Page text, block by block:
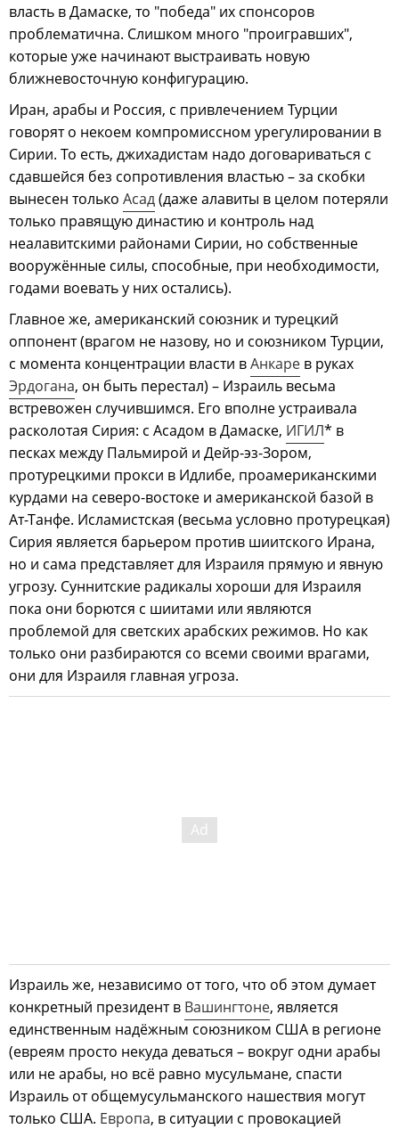
власть в Дамаске, то "победа" их спонсоров
проблематична. Слишком много "проигравших",
которые уже начинают выстраивать новую
ближневосточную конфигурацию.
Иран, арабы и Россия, с привлечением Турции
говорят о некоем компромиссном урегулировании в
Сирии. То есть, джихадистам надо договариваться с
сдавшейся без сопротивления властью – за скобки
вынесен только Асад(даже алавиты в целом потеряли
только правящую династию и контроль над
неалавитскими районами Сирии, но собственные
вооружённые силы, способные, при необходимости,
годами воевать у них остались).
Главное же, американский союзник и турецкий
оппонент (врагом не назову, но и союзником Турции,
с момента концентрации власти вАнкаре в руках
Эрдогана, он быть перестал) – Израиль весьма
встревожен случившимся. Его вполне устраивала
расколотая Сирия: с Асадом в Дамаске, ИГИЛ* в
песках между Пальмирой и Дейр-эз-Зором,
протурецкими прокси в Идлибе, проамериканскими
курдами на северо-востоке и американской базой в
Ат-Танфе. Исламистская (весьма условно протурецкая)
Сирия является барьером против шиитского Ирана,
но и сама представляет для Израиля прямую и явную
угрозу. Суннитские радикалы хороши для Израиля
пока они борются с шиитами или являются
проблемой для светских арабских режимов. Но как
только они разбираются со всеми своими врагами,
они для Израиля главная угроза.
Израиль же, независимо от того, что об этом думает
конкретный президент в Вашингтоне, является
единственным надёжным союзником США в регионе
(евреям просто некуда деваться – вокруг одни арабы
или не арабы, но всё равно мусульмане, спасти
Израиль от общемусульманского нашествия могут
только США. Европа, в ситуации с провокацией